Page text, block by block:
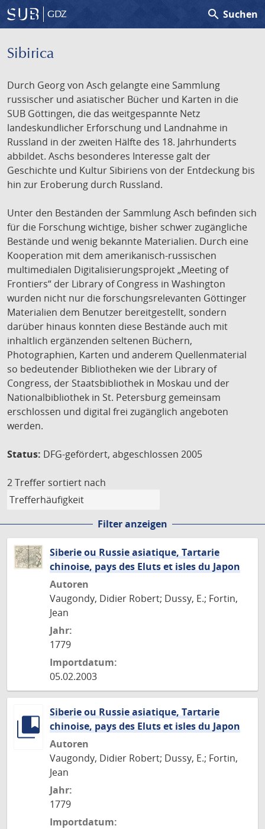
GDZ search Suchen
Sibirica
Durch Georg von Asch gelangte eine Sammlung
russischer und asiatischer Bücher und Karten in die
SUB Göttingen, die das weitgespannte Netz
landeskundlicher Erforschung und Landnahme in
Russland in der zweiten Hälfte des 18. Jahrhunderts
abbildet. Aschs besonderes Interesse galt der
Geschichte und Kultur Sibiriens von der Entdeckung bis
hin zur Eroberung durch Russland.
Unter den Beständen der Sammlung Asch befinden sich
für die Forschung wichtige, bisher schwer zugängliche
Bestände und wenig bekannte Materialien. Durch eine
Kooperation mit dem amerikanisch-russischen
multimedialen Digitalisierungsprojekt „Meeting of
Frontiers“ der Library of Congress in Washington
wurden nicht nur die forschungsrelevanten Göttinger
Materialien dem Benutzer bereitgestellt, sondern
darüber hinaus konnten diese Bestände auch mit
inhaltlich ergänzenden seltenen Büchern,
Photographien, Karten und anderem Quellenmaterial
so bedeutender Bibliotheken wie der Library of
Congress, der Staatsbibliothek in Moskau und der
Nationalbibliothek in St. Petersburg gemeinsam
erschlossen und digital frei zugänglich angeboten
werden.
Status: DFG-gefördert, abgeschlossen 2005
2 Treffer sortiert nach
Filter anzeigen
Siberie ou Russie asiatique, Tartarie
chinoise, pays des Eluts et isles du Japon
Autoren
Vaugondy, Didier Robert; Dussy, E.; Fortin,
Jean
Jahr:
1779
Importdatum:
05.02.2003
Siberie ou Russie asiatique, Tartarie
chinoise, pays des Eluts et isles du Japon
Autoren
Vaugondy, Didier Robert; Dussy, E.; Fortin,
Jean
Jahr:
1779
Importdatum: